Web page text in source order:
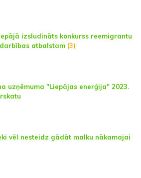
izsludināts konkurss reemigrantu
atbalstam (3)
uzņēmuma "Liepājas enerģija" 2023.
vēl nesteidz gādāt malku nākamajai